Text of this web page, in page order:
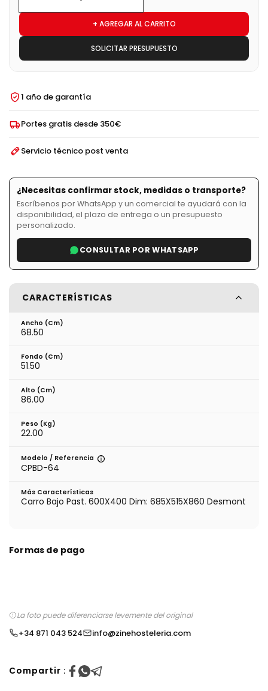
+ AGREGAR AL CARRITO
SOLICITAR PRESUPUESTO
1 año de garantía
Portes gratis desde 350€
Servicio técnico post venta
¿Necesitas confirmar stock, medidas o transporte?
Escríbenos por WhatsApp y un comercial te ayudará con la
disponibilidad, el plazo de entrega o un presupuesto
personalizado.
CONSULTAR POR WHATSAPP
CARACTERÍSTICAS
Ancho (cm)
68.50
Fondo (cm)
51.50
Alto (cm)
86.00
Peso (kg)
22.00
Modelo / Referencia
CPBD-64
Más Características
Carro Bajo Past. 600X400 Dim: 685X515X860 Desmont
Formas de pago
La foto puede diferenciarse levemente del original
+34 871 043 524 info@zinehosteleria.com
Compartir :